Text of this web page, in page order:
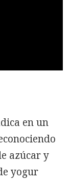
en un
azúcar y
yogur